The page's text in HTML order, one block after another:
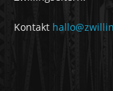
Kontakt